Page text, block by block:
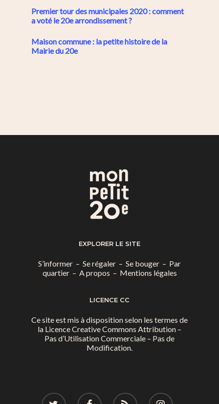
Premier tour des municipales 2020 : comment
a voté le 20e arrondissement ?
Maison commune : la petite histoire de la
Mairie du 20e
EXPLORER LE SITE
S’informer – Se régaler – Se bouger – Par
quartier– A propos – Mentions légales
LICENCE CC
Ce site est mis à disposition selon les termes de
la Licence Creative Commons Attribution –
Pas d’Utilisation Commerciale – Pas de
Modification.